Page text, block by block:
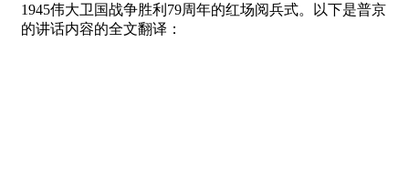
1945伟大卫国战争胜利79周年的红场阅兵式。以下是普京
的讲话内容的全文翻译：